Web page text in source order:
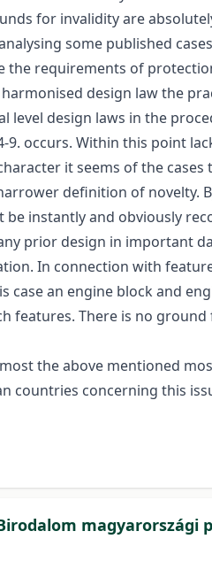
for invalidity are
some published
the requirements of
design law the
level design laws in the
9. occurs. Within this point
it seems of the
definition of novelty.
instantly and obviously
prior design in important
In connection with
case an engine block and
features. There is no
the above mentioned
countries concerning this
magyarországi